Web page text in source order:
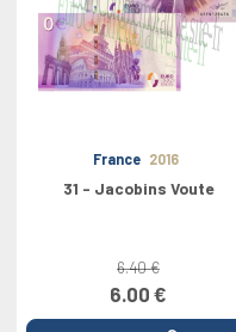
France 2016
31 - Jacobins Voute
6.40 €
6.00 €